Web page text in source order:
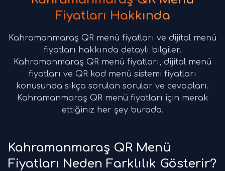
Fiyatları Hakkında
Kahramanmaraş QR menü fiyatları ve dijital menü
fiyatları hakkında detaylı bilgiler.
Kahramanmaraş QR menü fiyatları, dijital menü
fiyatları ve QR kod menü sistemi fiyatları
konusunda sıkça sorulan sorular ve cevapları.
Kahramanmaraş QR menü fiyatları için merak
ettiğiniz her şey burada.
Kahramanmaraş QR Menü
Fiyatları Neden Farklılık Gösterir?